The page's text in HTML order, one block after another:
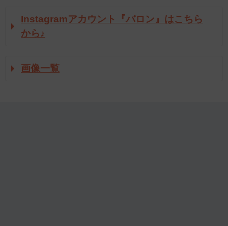
Instagramアカウント『バロン』はこちら
から♪
画像一覧